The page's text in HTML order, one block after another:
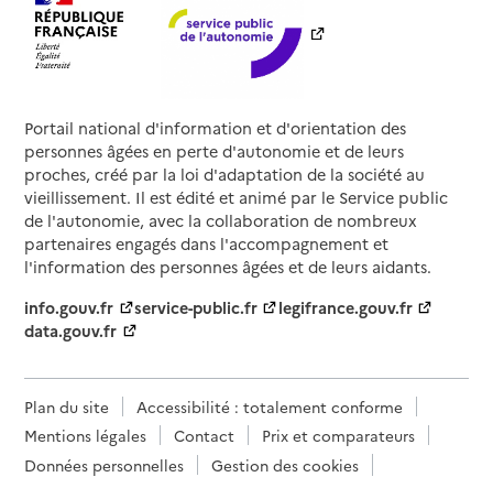
Portail national d'information et d'orientation des
personnes âgées en perte d'autonomie et de leurs
proches, créé par la loi d'adaptation de la société au
vieillissement. Il est édité et animé par le Service public
de l'autonomie, avec la collaboration de nombreux
partenaires engagés dans l'accompagnement et
l'information des personnes âgées et de leurs aidants.
info.gouv.fr
service-public.fr
legifrance.gouv.fr
data.gouv.fr
Plan du site
Accessibilité : totalement conforme
Mentions légales
Contact
Prix et comparateurs
Données personnelles
Gestion des cookies